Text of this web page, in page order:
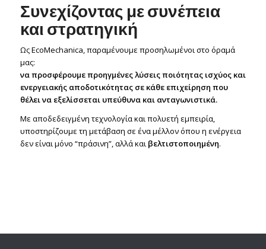
Συνεχίζοντας με συνέπεια
και στρατηγική
Ως EcoMechanica, παραμένουμε προσηλωμένοι στο όραμά
μας:
να προσφέρουμε προηγμένες λύσεις ποιότητας ισχύος και
ενεργειακής αποδοτικότητας σε κάθε επιχείρηση που
θέλει να εξελίσσεται υπεύθυνα και ανταγωνιστικά.
Με αποδεδειγμένη τεχνολογία και πολυετή εμπειρία,
υποστηρίζουμε τη μετάβαση σε ένα μέλλον όπου η ενέργεια
δεν είναι μόνο “πράσινη”, αλλά και βελτιστοποιημένη.